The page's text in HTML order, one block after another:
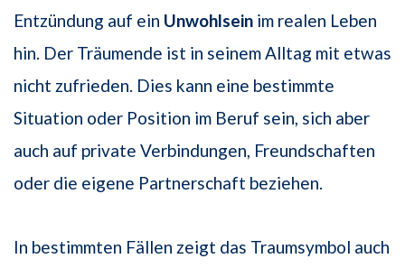
Entzündung auf ein Unwohlsein im realen Leben
hin. Der Träumende ist in seinem Alltag mit etwas
nicht zufrieden. Dies kann eine bestimmte
Situation oder Position im Beruf sein, sich aber
auch auf private Verbindungen, Freundschaften
oder die eigene Partnerschaft beziehen.
In bestimmten Fällen zeigt das Traumsymbol auch